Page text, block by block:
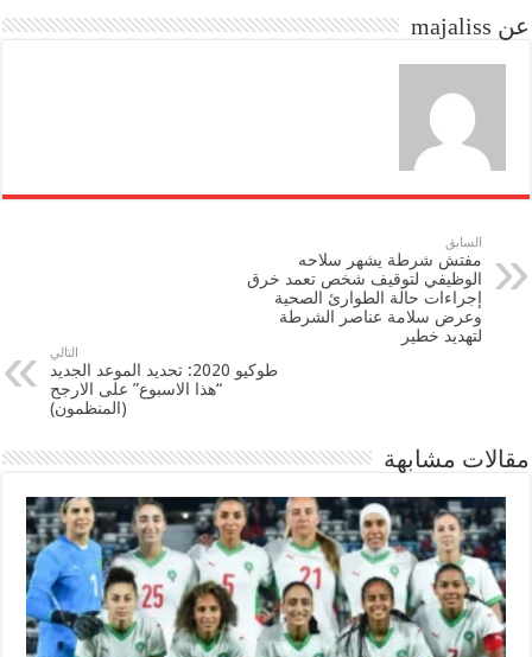
n
عن majaliss
السابق
مفتش شرطة يشهر سلاحه
الوظيفي لتوقيف شخص تعمد خرق
إجراءات حالة الطوارئ الصحية
وعرض سلامة عناصر الشرطة
لتهديد خطير
التالي
طوكيو 2020: تحديد الموعد الجديد
“هذا الاسبوع” على الارجح
(المنظمون)
مقالات مشابهة